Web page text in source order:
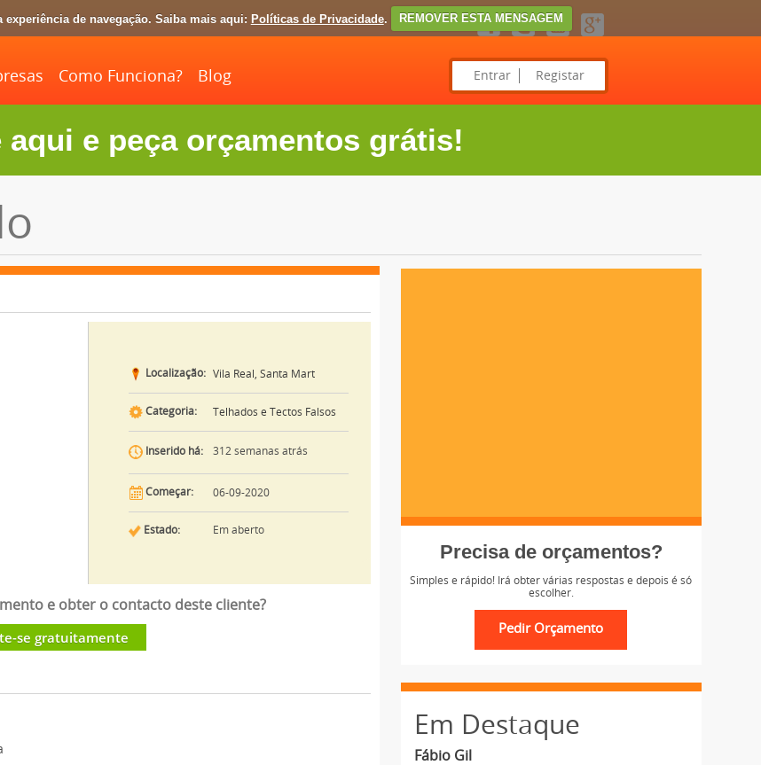
de navegação. Saiba mais aqui: Políticas de Privacidade. REMOVER ESTA MENSAGEM
Como Funciona? Blog Entrar Registar
aqui e peça orçamentos grátis!
Localização: Vila Real, Santa Mart
Categoria: Telhados e Tectos Falsos
Inserido há: 312 semanas atrás
Começar: 06-09-2020
Estado: Em aberto
e obter o contacto deste cliente?
se gratuitamente
Precisa de orçamentos?
Simples e rápido! Irá obter várias respostas e depois é só
escolher.
Em Destaque
Fábio Gil